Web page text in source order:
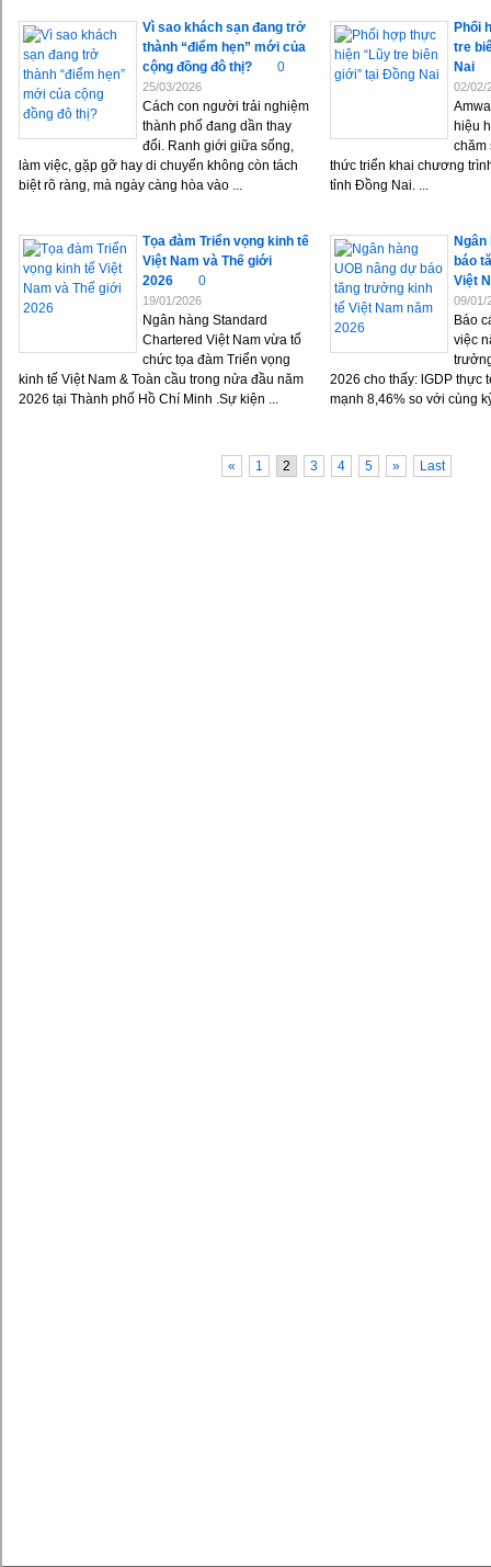
Vì sao khách sạn đang trở
thành “điểm hẹn” mới của
cộng đồng đô thị?
0
25/03/2026
Cách con người trải nghiệm
thành phố đang dần thay
đổi. Ranh giới giữa sống,
làm việc, gặp gỡ hay di chuyển không còn tách
biệt rõ ràng, mà ngày càng hòa vào ...
Phối
tre
Nai
02/02/
hiệu
chăm
thức triển khai chương
tỉnh Đồng Nai. ...
Tọa đàm Triển vọng kinh tế
Việt Nam và Thế giới
2026
0
19/01/2026
Ngân hàng Standard
Chartered Việt Nam vừa tổ
chức tọa đàm Triển vọng
kinh tế Việt Nam & Toàn cầu trong nửa đầu năm
2026 tại Thành phố Hồ Chí Minh .Sự kiện ...
báo
Việt
09/01/
Báo
việc
2026 cho thấy: lGDP thực
mạnh 8,46% so với cùng
« 1 2 3 4 5 » Last